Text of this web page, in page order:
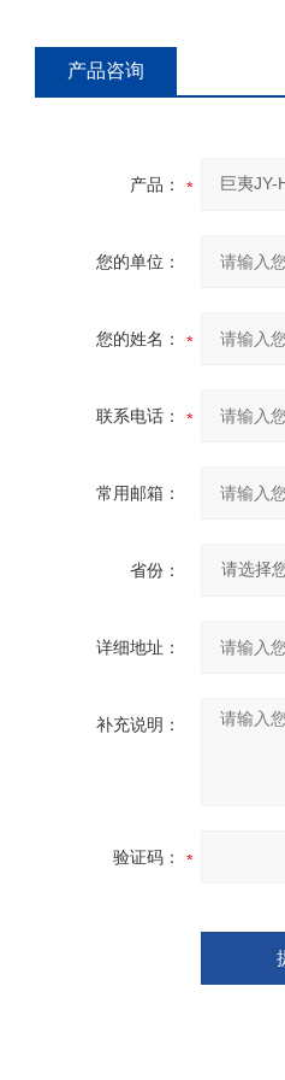
产品咨询
产品：
您的单位：
您的姓名：
联系电话：
常用邮箱：
省份：
详细地址：
补充说明：
验证码：